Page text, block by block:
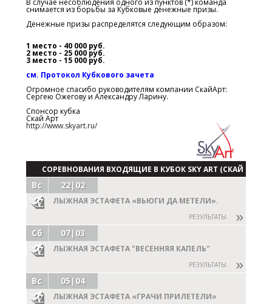
В случае несоблюдения одного из пунктов (*) команда
снимается из борьбы за Кубковые денежные призы.
Денежные призы распределятся следующим образом:
1 место - 40 000 руб.
2 место - 25 000 руб.
3 место - 15 000 руб.
см. Протокол Кубкового зачета
Огромное спасибо руководителям компании СкайАрт:
Сергею Ожегову и Александру Ларину.
Спонсор кубка
Скай Арт
http://www.skyart.ru/
СОРЕВНОВАНИЯ ВХОДЯЩИЕ В КУБОК SKY ART (СКАЙ
Вс 22|02
ЛЫЖНАЯ ЭСТАФЕТА «ВЬЮГИ ДА МЕТЕЛИ».
РЕЗУЛЬТАТЫ
Сб 07|03
ЛЫЖНАЯ ЭСТАФЕТА "ВЕСЕННЯЯ КАПЕЛЬ"
РЕЗУЛЬТАТЫ
Вс 05|04
ЛЫЖНАЯ ЭСТАФЕТА «ГРАЧИ ПРИЛЕТЕЛИ»